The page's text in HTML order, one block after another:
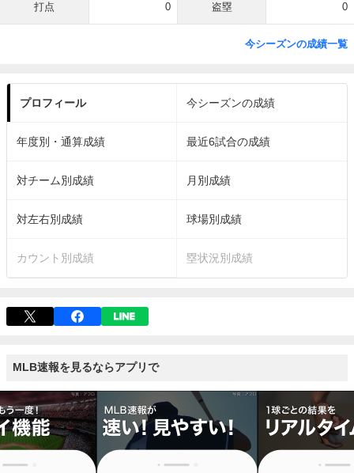
打点 0 盗塁 0
今シーズンの成績一覧
プロフィール 今シーズンの成績
年度別・通算成績 最近6試合の成績
対チーム別成績 月別成績
対左右別成績 球場別成績
カウント別成績 塁状況別成績
MLB速報を見るならアプリで